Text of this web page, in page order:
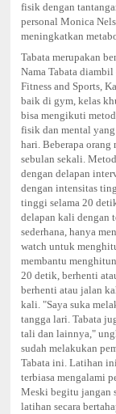
fisik dengan
personal Monica
meningkatkan
Tabata merupakan
Nama Tabata
Fitness and Sports,
baik di gym, kelas
bisa mengikuti
fisik dan mental
hari. Beberapa orang
sebulan sekali.
dengan delapan
dengan intensitas
tinggi selama 20
delapan kali dengan
sederhana, hanya
watch untuk
membantu
20 detik, berhenti
berhenti atau jalan
kali. "Saya suka
tangga lari. Tabata
tali dan lainnya,"
sudah melakukan
Tabata ini. Latihan
terbiasa mengalami
Meski begitu jangan
latihan secara